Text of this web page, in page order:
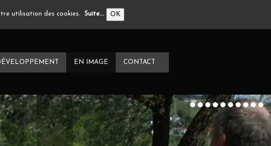
utilisation des cookies. Suite... OK
EN IMAGE CONTACT